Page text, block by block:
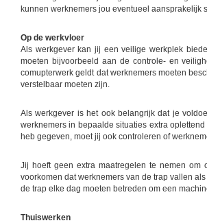
kunnen werknemers jou eventueel
Op de werkvloer
Als werkgever kan jij een veilige werkplek
moeten bijvoorbeeld aan de controle- en
comupterwerk geldt dat werknemers moeten
verstelbaar moeten zijn.
Als werkgever is het ook belangrijk dat je
werknemers in bepaalde situaties extra
heb gegeven, moet jij ook controleren of
Jij hoeft geen extra maatregelen te nemen
voorkomen dat werknemers van de trap vallen
de trap elke dag moeten betreden om een
Thuiswerken